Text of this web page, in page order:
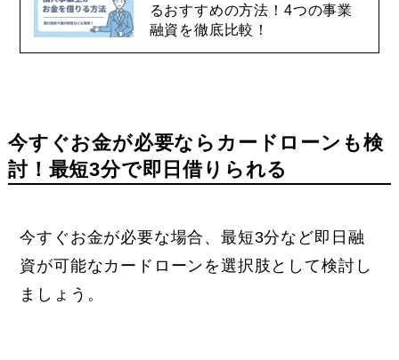
るおすすめの方法！4つの事業
融資を徹底比較！
今すぐお金が必要ならカードローンも検
討！最短3分で即日借りられる
今すぐお金が必要な場合、最短3分など即日融
資が可能なカードローンを選択肢として検討し
ましょう。